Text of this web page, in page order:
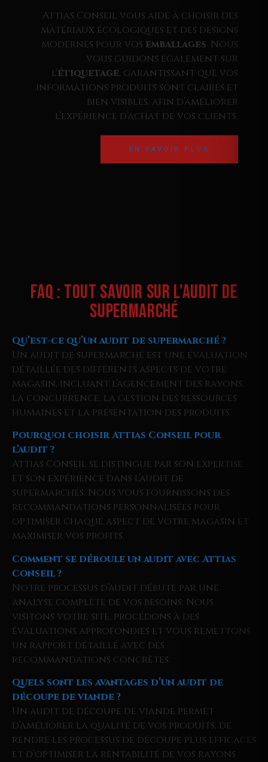
Attias Conseil vous aide à choisir des
matériaux écologiques et des designs
modernes pour vos emballages. Nous
vous guidons également sur
l’étiquetage, garantissant que vos
informations produits sont claires et
bien visibles, afin d’améliorer
l’expérience d’achat de vos clients.
EN SAVOIR PLUS
FAQ : Tout Savoir sur l’Audit de
Supermarché
Qu’est-ce qu’un audit de supermarché ?
Un audit de supermarché est une évaluation
détaillée des différents aspects de votre
magasin, incluant l’agencement des rayons,
la concurrence, la gestion des ressources
humaines et la présentation des produits.
Pourquoi choisir Attias Conseil pour
l’audit ?
Attias Conseil se distingue par son expertise
et son expérience dans l’audit de
supermarchés. Nous vous fournissons des
recommandations personnalisées pour
optimiser chaque aspect de votre magasin et
maximiser vos profits.
Comment se déroule un audit avec Attias
Conseil ?
Notre processus d’audit débute par une
analyse complète de vos besoins. Nous
visitons votre site, procédons à des
évaluations approfondies et vous remettons
un rapport détaillé avec des
recommandations concrètes.
Quels sont les avantages d’un audit de
découpe de viande ?
Un audit de découpe de viande permet
d’améliorer la qualité de vos produits, de
rendre les processus de découpe plus efficaces
et d’optimiser la rentabilité de vos rayons